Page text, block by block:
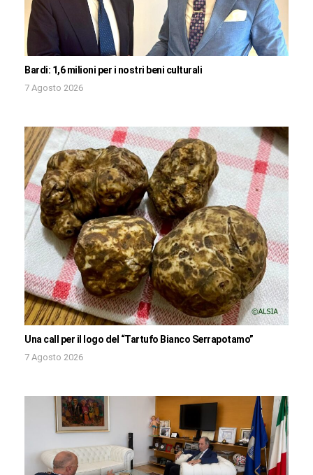
Bardi: 1,6 milioni per i nostri beni culturali
7 Agosto 2026
Una call per il logo del “Tartufo Bianco Serrapotamo”
7 Agosto 2026